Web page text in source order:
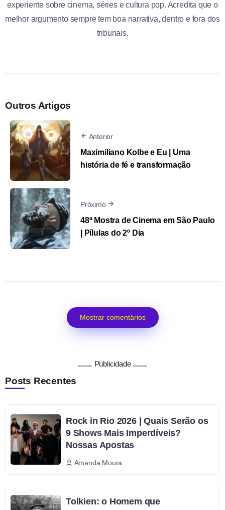
experiente sobre cinema, séries e cultura pop. Acredita que o
melhor argumento sempre tem boa narrativa, dentro e fora dos
tribunais.
Outros Artigos
Anterior
Maximiliano Kolbe e Eu | Uma
história de fé e transformação
Próximo
48ª Mostra de Cinema em São Paulo
| Pílulas do 2º Dia
Mostrar comentários
Publicidade
Posts Recentes
Rock in Rio 2026 | Quais Serão os
9 Shows Mais Imperdíveis?
Nossas Apostas
Amanda Moura
Tolkien: o Homem que